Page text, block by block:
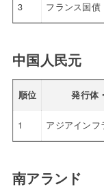
3 フランス国債
中国人民元
順位 発行体
1 アジアインフ
南アランド